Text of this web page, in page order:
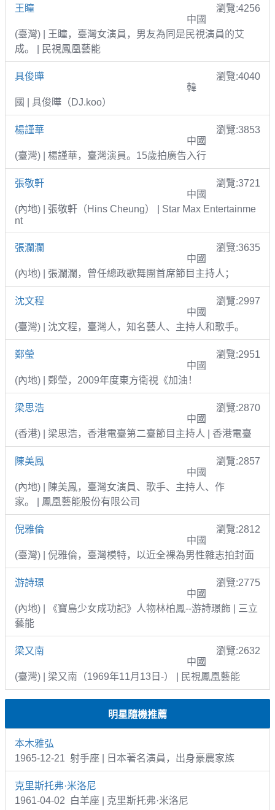
王瞳
瀏覽:4256
中國
(臺灣) | 王瞳，臺灣女演員，男友為同是民視演員的艾
成。 | 民視鳳凰藝能
具俊曄
瀏覽:4040
韓
國 | 具俊曄（DJ.koo）
楊謹華
瀏覽:3853
中國
(臺灣) | 楊謹華，臺灣演員。15歲拍廣告入行
張敬軒
瀏覽:3721
中國
(內地) | 張敬軒（Hins Cheung） | Star Max Entertainme
nt
張瀾瀾
瀏覽:3635
中國
(內地) | 張瀾瀾，曾任總政歌舞團首席節目主持人；
沈文程
瀏覽:2997
中國
(臺灣) | 沈文程，臺灣人，知名藝人、主持人和歌手。
鄭瑩
瀏覽:2951
中國
(內地) | 鄭瑩，2009年度東方衛視《加油！
梁思浩
瀏覽:2870
中國
(香港) | 梁思浩，香港電臺第二臺節目主持人 | 香港電臺
陳美鳳
瀏覽:2857
中國
(內地) | 陳美鳳，臺灣女演員、歌手、主持人、作
家。 | 鳳凰藝能股份有限公司
倪雅倫
瀏覽:2812
中國
(臺灣) | 倪雅倫，臺灣模特，以近全裸為男性雜志拍封面
游詩璟
瀏覽:2775
中國
(內地) | 《寶島少女成功記》人物林柏鳳--游詩璟飾 | 三立
藝能
梁又南
瀏覽:2632
中國
(臺灣) | 梁又南（1969年11月13日-） | 民視鳳凰藝能
明星隨機推薦
本木雅弘
1965-12-21 射手座 | 日本著名演員，出身豪農家族
克里斯托弗·米洛尼
1961-04-02 白羊座 | 克里斯托弗·米洛尼